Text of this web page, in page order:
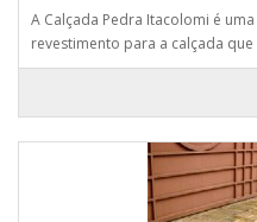
A Calçada Pedra Itacolomi é
revestimento para a calçada que